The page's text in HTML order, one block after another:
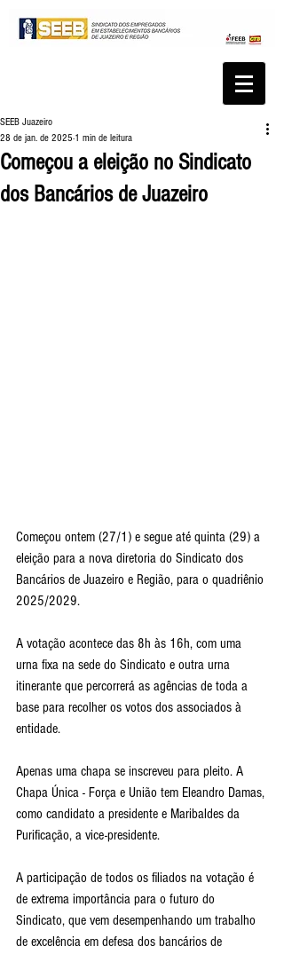
Começou a eleição no Sindicato
dos Bancários de Juazeiro
SEEB Juazeiro
28 de jan. de 2025 1 min de leitura
Começou ontem (27/1) e segue até quinta (29) a
eleição para a nova diretoria do Sindicato dos
Bancários de Juazeiro e Região, para o quadriênio
2025/2029.
A votação acontece das 8h às 16h, com uma
urna fixa na sede do Sindicato e outra urna
itinerante que percorrerá as agências de toda a
base para recolher os votos dos associados à
entidade.
Apenas uma chapa se inscreveu para pleito. A
Chapa Única - Força e União tem Eleandro Damas,
como candidato a presidente e Maribaldes da
Purificação, a vice-presidente.
A participação de todos os filiados na votação é
de extrema importância para o futuro do
Sindicato, que vem desempenhando um trabalho
de excelência em defesa dos bancários de